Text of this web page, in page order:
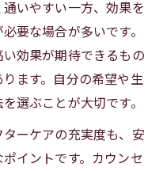
いやすい一方、効果を
要な場合が多いです。
効果が期待できるもの
ます。自分の希望や生
選ぶことが大切です。
ーケアの充実度も、安
イントです。カウンセ